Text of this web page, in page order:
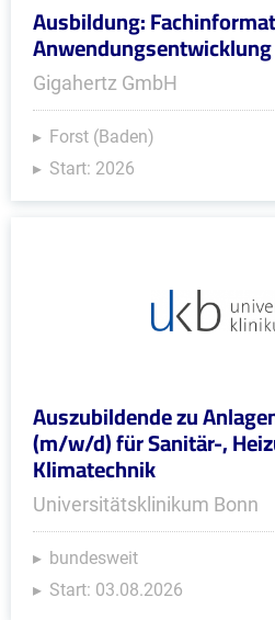
Ausbildung:
Gigahertz GmbH
Forst (Baden)
Start: 2026
Auszubildende zu
(m/w/d) für Sanitär-,
Klimatechnik
Universitätsklinikum Bonn
bundesweit
Start: 03.08.2026